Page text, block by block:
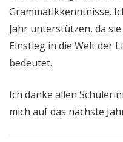
Grammatikkenntnisse.
Jahr unterstützen, da
Einstieg in die Welt der
bedeutet.
Ich danke allen
mich auf das nächste